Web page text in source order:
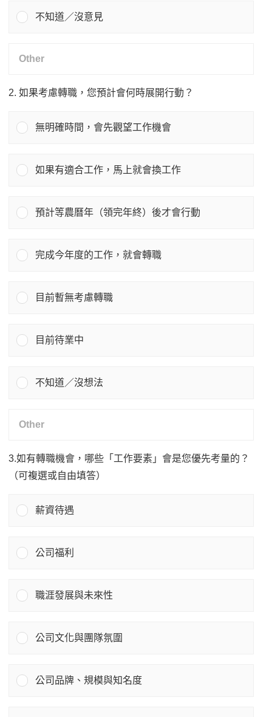
不知道／沒意見
2. 如果考慮轉職，您預計會何時展開行動？
無明確時間，會先觀望工作機會
如果有適合工作，馬上就會換工作
預計等農曆年（領完年終）後才會行動
完成今年度的工作，就會轉職
目前暫無考慮轉職
目前待業中
不知道／沒想法
3.如有轉職機會，哪些「工作要素」會是您優先考量的？
（可複選或自由填答）
薪資待遇
公司福利
職涯發展與未來性
公司文化與團隊氛圍
公司品牌、規模與知名度